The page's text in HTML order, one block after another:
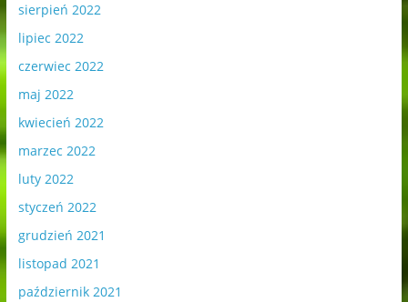
sierpień 2022
lipiec 2022
czerwiec 2022
maj 2022
kwiecień 2022
marzec 2022
luty 2022
styczeń 2022
grudzień 2021
listopad 2021
październik 2021